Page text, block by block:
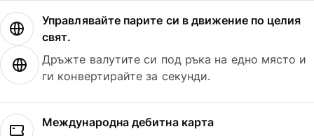
Управлявайте парите си в движение по целия
свят.
Дръжте валутите си под ръка на едно място и
ги конвертирайте за секунди.
Международна дебитна карта